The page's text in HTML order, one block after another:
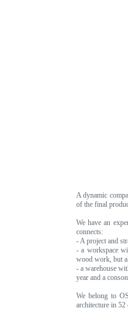
A dynamic
of the final
We have an
connects:
- A project and
- a workspace
wood work, but
- a warehouse
year and a
We belong to
architecture in 52